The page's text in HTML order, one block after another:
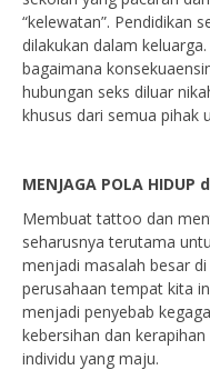
“kelewatan”. Pendidikan
dilakukan dalam
bagaimana
hubungan seks diluar
khusus dari semua pihak
MENJAGA POLA HIDUP
Membuat tattoo dan
seharusnya terutama
menjadi masalah besar
perusahaan tempat kita
menjadi penyebab
kebersihan dan
individu yang maju.